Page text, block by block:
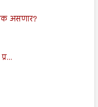
असणार?